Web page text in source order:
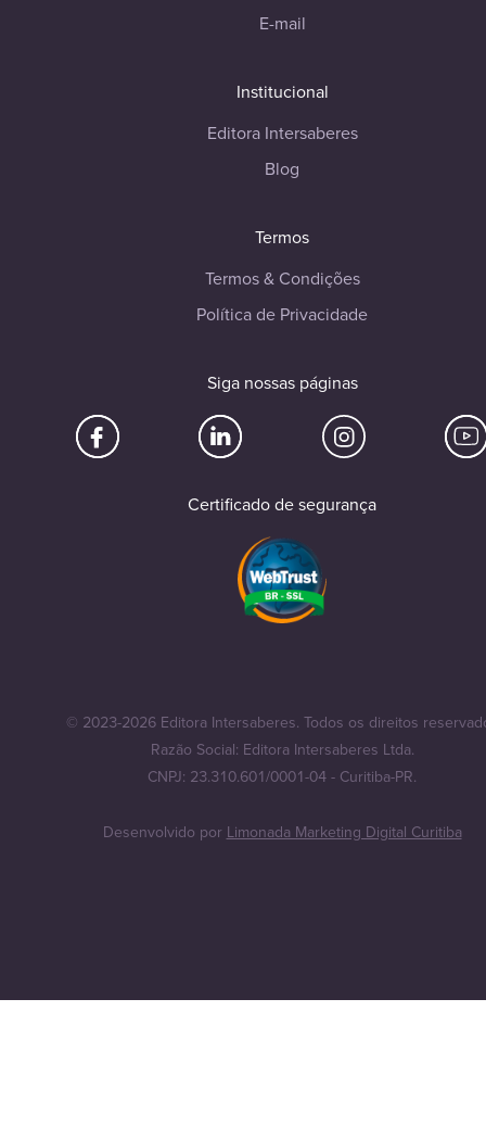
E-mail
Institucional
Editora Intersaberes
Blog
Termos
Termos & Condições
Política de Privacidade
Siga nossas páginas
Certificado de segurança
© 2023-2026 Editora Intersaberes. Todos os direitos
Razão Social: Editora Intersaberes Ltda.
CNPJ: 23.310.601/0001-04 - Curitiba-PR.
Desenvolvido porLimonada Marketing Digital Curitiba